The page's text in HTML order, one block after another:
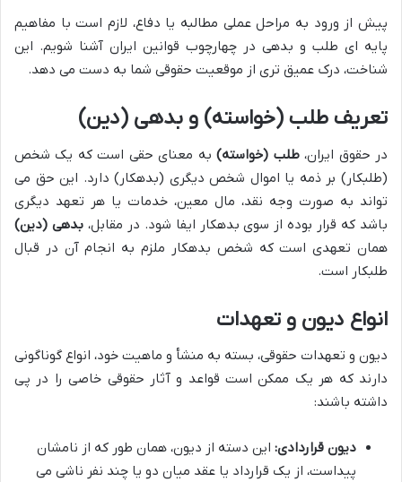
پیش از ورود به مراحل عملی مطالبه یا دفاع، لازم است با مفاهیم
پایه ای طلب و بدهی در چهارچوب قوانین ایران آشنا شویم. این
شناخت، درک عمیق تری از موقعیت حقوقی شما به دست می دهد.
تعریف طلب (خواسته) و بدهی (دین)
در حقوق ایران،طلب (خواسته)به معنای حقی است که یک شخص
(طلبکار) بر ذمه یا اموال شخص دیگری (بدهکار) دارد. این حق می
تواند به صورت وجه نقد، مال معین، خدمات یا هر تعهد دیگری
باشد که قرار بوده از سوی بدهکار ایفا شود. در مقابل،بدهی (دین)
همان تعهدی است که شخص بدهکار ملزم به انجام آن در قبال
طلبکار است.
انواع دیون و تعهدات
دیون و تعهدات حقوقی، بسته به منشأ و ماهیت خود، انواع گوناگونی
دارند که هر یک ممکن است قواعد و آثار حقوقی خاصی را در پی
داشته باشند:
دیون قراردادی: این دسته از دیون، همان طور که از نامشان
پیداست، از یک قرارداد یا عقد میان دو یا چند نفر ناشی می